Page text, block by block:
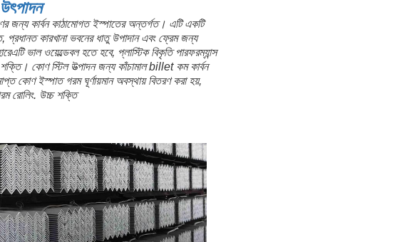
আকৃতির বিচ্যুতির অনুমোদিত পরিসীমাও এই মানদণ্ডে
বাঁকানোর ডিগ্রি, পাশের প্রস্থ, পাশের বেধ, শীর্ষ কোণ,
অন্তর্ভুক্ত রয়েছে।,এবং এটা নির্ধারিত হয় যে কোণীয়
টর্সন থাকতে হবে না।